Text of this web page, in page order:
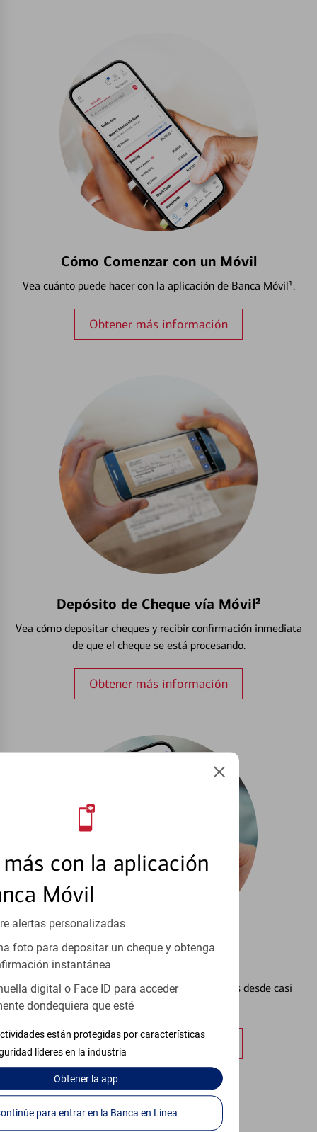
con la aplicación
Móvil
alertas personalizadas
foto para depositar un cheque y obtenga
instantánea
digital o Face ID para acceder
dondequiera que esté
están protegidas por características
líderes en la industria
Obtenerla app
Continúe para entrar en la Banca en Línea
Cómo Comenzar con un Móvil
Vea cuánto puede hacer con la aplicación de Banca Móvil¹.
Obtener más información
Depósito de Cheque vía Móvil²
Vea cómo depositar cheques y recibir confirmación inmediata
de que el cheque se está procesando.
Obtener más información
Configurar Alertas³
Vea cómo mantener el control de sus finanzas desde casi
cualquier lugar.
Obtener más información